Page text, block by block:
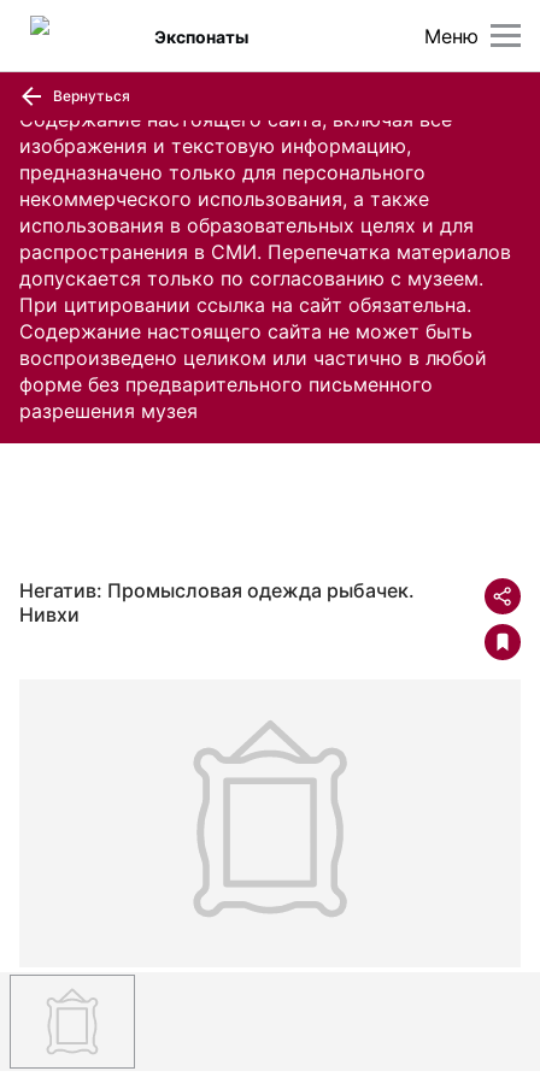
Содержание настоящего сайта, включая все
изображения и текстовую информацию,
предназначено только для персонального
некоммерческого использования, а также
использования в образовательных целях и для
распространения в СМИ. Перепечатка материалов
допускается только по согласованию с музеем.
При цитировании ссылка на сайт обязательна.
Содержание настоящего сайта не может быть
воспроизведено целиком или частично в любой
форме без предварительного письменного
разрешения музея
Меню
Экспонаты
Вернуться
Негатив: Промысловая одежда рыбачек.
Нивхи